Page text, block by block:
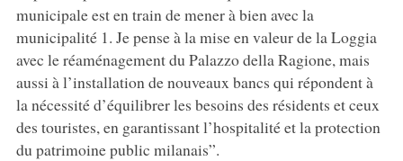
municipale est en train de mener à bien avec la
municipalité 1. Je pense à la mise en valeur de la Loggia
avec le réaménagement du Palazzo della Ragione, mais
aussi à l’installation de nouveaux bancs qui répondent à
la nécessité d’équilibrer les besoins des résidents et ceux
des touristes, en garantissant l’hospitalité et la protection
du patrimoine public milanais”.